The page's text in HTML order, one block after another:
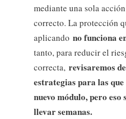
mediante una sola
correcto. La protección
aplicando no funciona
tanto, para reducir el
correcta, revisaremos
estrategias para las
nuevo módulo, pero
llevar semanas.